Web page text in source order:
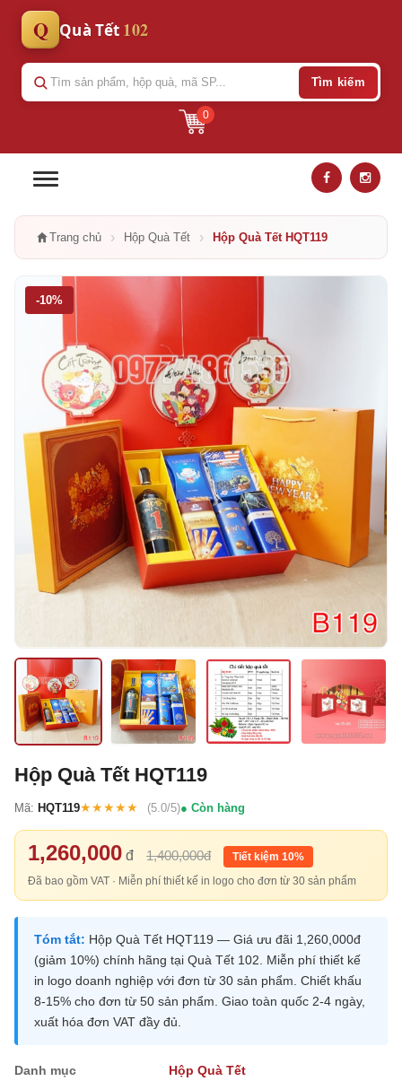
Q Quà Tết 102
0
Tìm kiếm
Trang chủ › Hộp Quà Tết › Hộp Quà Tết HQT119
-10%
Hộp Quà Tết HQT119
Mã: HQT119★★★★★ (5.0/5) Còn hàng
1,260,000 đ 1,400,000đ
Tiết kiệm 10%
Đã bao gồm VAT · Miễn phí thiết kế in logo cho đơn từ 30 sản phẩm
Tóm tắt: Hộp Quà Tết HQT119 — Giá ưu đãi 1,260,000đ
(giảm 10%) chính hãng tại Quà Tết 102. Miễn phí thiết kế
in logo doanh nghiệp với đơn từ 30 sản phẩm. Chiết khấu
8-15% cho đơn từ 50 sản phẩm. Giao toàn quốc 2-4 ngày,
xuất hóa đơn VAT đầy đủ.
Danh mục
Hộp Quà Tết